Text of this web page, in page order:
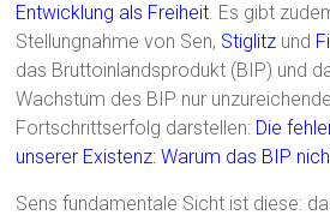
Entwicklung als Freiheit. Es gibt
Stellungnahme von Sen, Stiglitz und
das Bruttoinlandsprodukt (BIP) und
Wachstum des BIP nur
Fortschrittserfolg darstellen: Die
unserer Existenz: Warum das BIP
Sens fundamentale Sicht ist diese: